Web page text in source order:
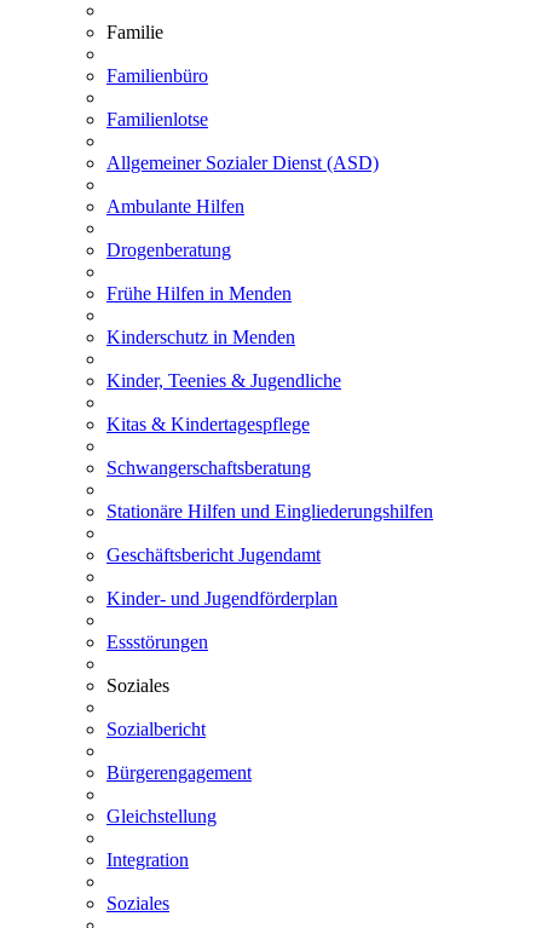
Familie
Familienbüro
Familienlotse
Allgemeiner Sozialer Dienst (ASD)
Ambulante Hilfen
Drogenberatung
Frühe Hilfen in Menden
Kinderschutz in Menden
Kinder, Teenies & Jugendliche
Kitas & Kindertagespflege
Schwangerschaftsberatung
Stationäre Hilfen und Eingliederungshilfen
Geschäftsbericht Jugendamt
Kinder- und Jugendförderplan
Essstörungen
Soziales
Sozialbericht
Bürgerengagement
Gleichstellung
Integration
Soziales